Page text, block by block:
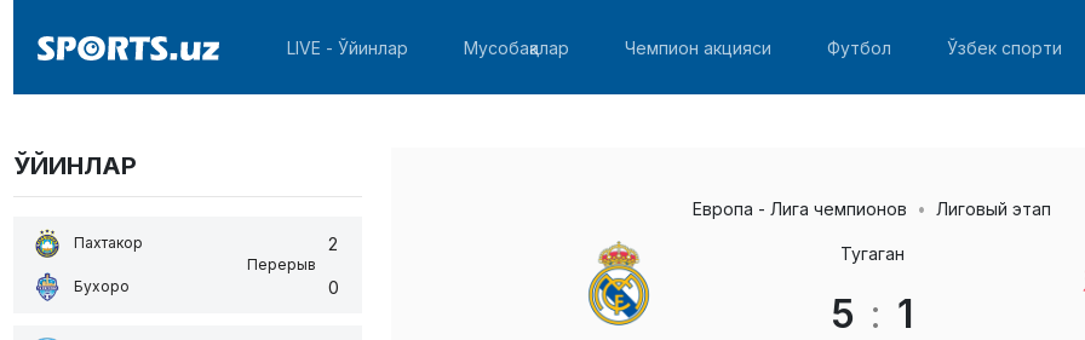
LIVE - Ўйинлар Мусобақалар Чемпион акцияси Футбол Ўзбек спорти
ЎЙИНЛАР
Пахтакор
Бухоро
Перерыв
2
0
Европа - Лига чемпионов Лиговый этап
Тугаган
5 : 1